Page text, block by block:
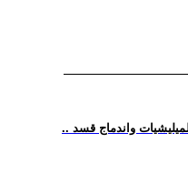
واندماج قسد